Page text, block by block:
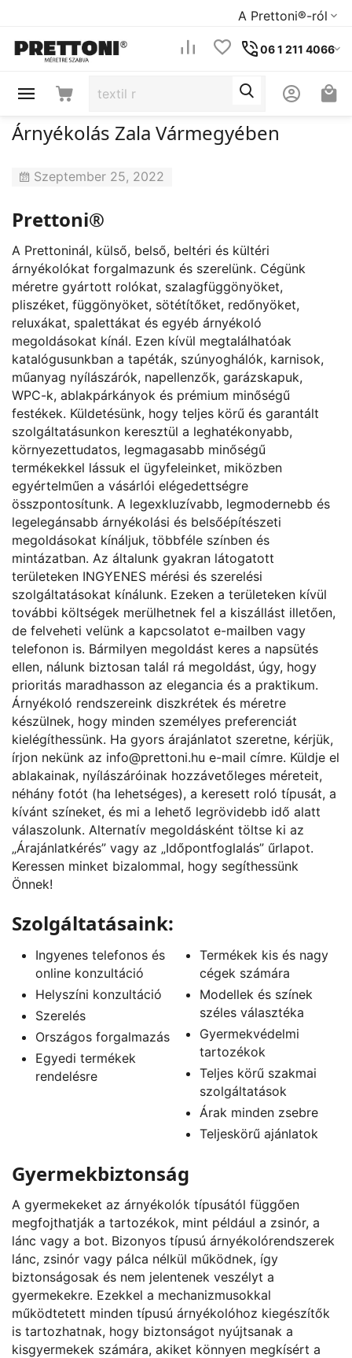
A Prettoni®-ról
06 1 211 4066
Árnyékolás Zala Vármegyében
Szeptember 25, 2022
Prettoni®
A Prettoninál, külső, belső, beltéri és kültéri
árnyékolókat forgalmazunk és szerelünk. Cégünk
méretre gyártott rolókat, szalagfüggönyöket,
pliszéket, függönyöket, sötétítőket, redőnyöket,
reluxákat, spalettákat és egyéb árnyékoló
megoldásokat kínál. Ezen kívül megtalálhatóak
katalógusunkban a tapéták, szúnyoghálók, karnisok,
műanyag nyílászárók, napellenzők, garázskapuk,
WPC-k, ablakpárkányok és prémium minőségű
festékek. Küldetésünk, hogy teljes körű és garantált
szolgáltatásunkon keresztül a leghatékonyabb,
környezettudatos, legmagasabb minőségű
termékekkel lássuk el ügyfeleinket, miközben
egyértelműen a vásárlói elégedettségre
összpontosítunk. A legexkluzívabb, legmodernebb és
legelegánsabb árnyékolási és belsőépítészeti
megoldásokat kínáljuk, többféle színben és
mintázatban. Az általunk gyakran látogatott
területeken INGYENES mérési és szerelési
szolgáltatásokat kínálunk. Ezeken a területeken kívül
további költségek merülhetnek fel a kiszállást illetően,
de felveheti velünk a kapcsolatot e-mailben vagy
telefonon is. Bármilyen megoldást keres a napsütés
ellen, nálunk biztosan talál rá megoldást, úgy, hogy
prioritás maradhasson az elegancia és a praktikum.
Árnyékoló rendszereink diszkrétek és méretre
készülnek, hogy minden személyes preferenciát
kielégíthessünk. Ha gyors árajánlatot szeretne, kérjük,
írjon nekünk az info@prettoni.hu e-mail címre. Küldje el
ablakainak, nyílászáróinak hozzávetőleges méreteit,
néhány fotót (ha lehetséges), a keresett roló típusát, a
kívánt színeket, és mi a lehető legrövidebb idő alatt
válaszolunk. Alternatív megoldásként töltse ki az
„Árajánlatkérés” vagy az „Időpontfoglalás” űrlapot.
Keressen minket bizalommal, hogy segíthessünk
Önnek!
Szolgáltatásaink:
Ingyenes telefonos és
online konzultáció
Helyszíni konzultáció
Szerelés
Országos forgalmazás
Egyedi termékek
rendelésre
Termékek kis és nagy
cégek számára
Modellek és színek
széles választéka
Gyermekvédelmi
tartozékok
Teljes körű szakmai
szolgáltatások
Árak minden zsebre
Teljeskörű ajánlatok
Gyermekbiztonság
A gyermekeket az árnyékolók típusától függően
megfojthatják a tartozékok, mint például a zsinór, a
lánc vagy a bot. Bizonyos típusú árnyékolórendszerek
lánc, zsinór vagy pálca nélkül működnek, így
biztonságosak és nem jelentenek veszélyt a
gyermekekre. Ezekkel a mechanizmusokkal
működtetett minden típusú árnyékolóhoz kiegészítők
is tartozhatnak, hogy biztonságot nyújtsanak a
kisgyermekek számára, akiket könnyen megkísért a